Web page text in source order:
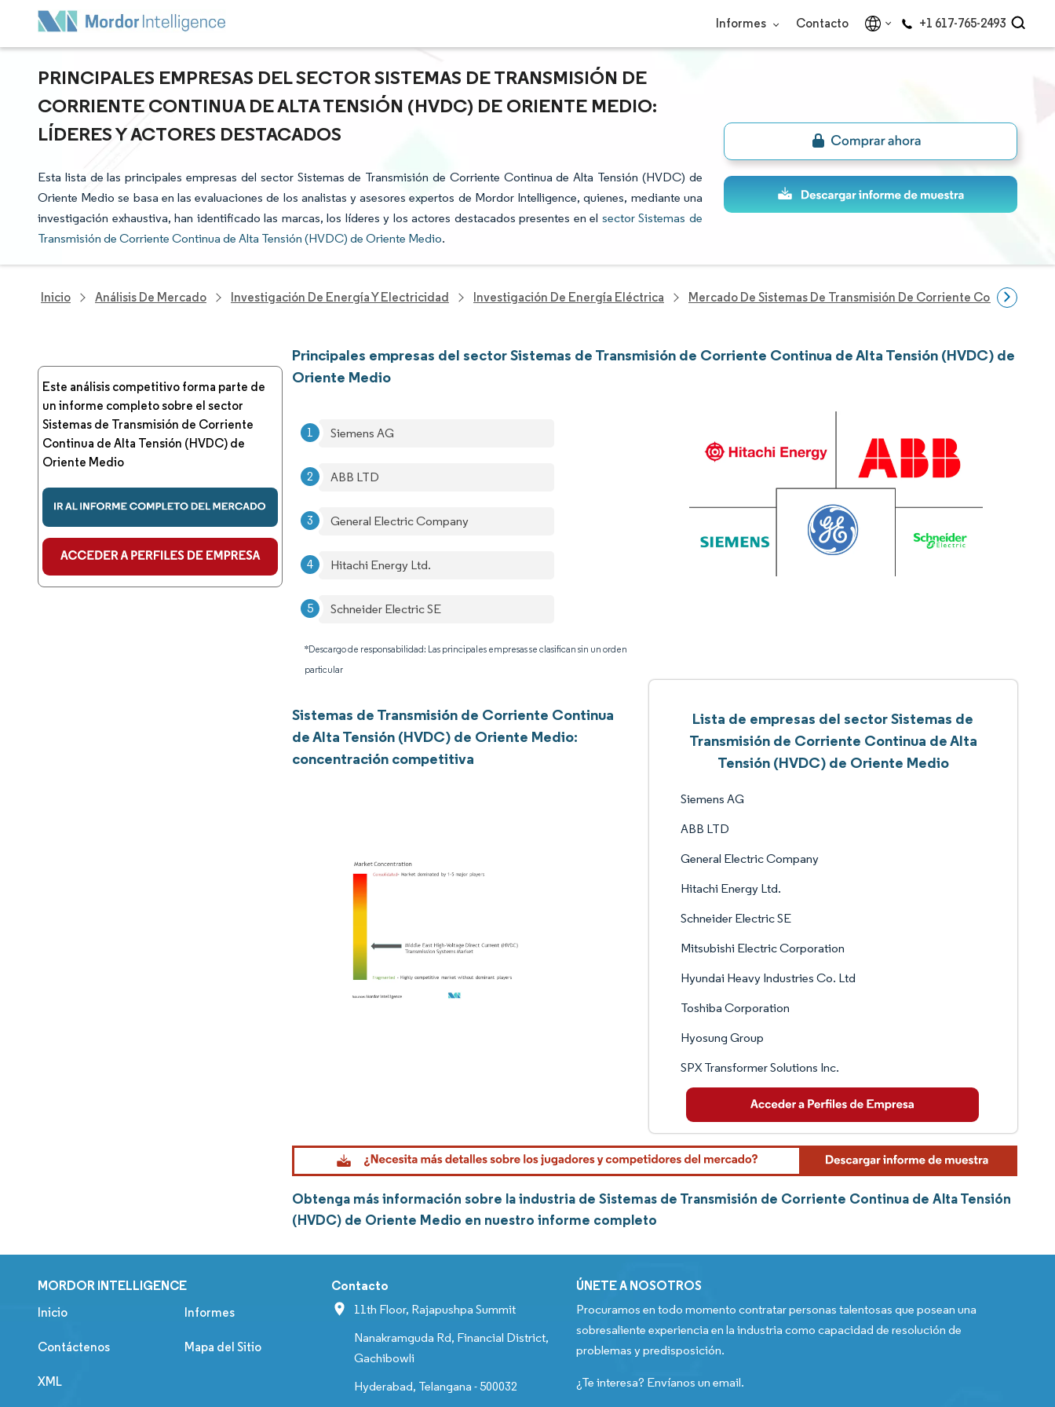
Informes Contacto +1 617-765-2493
PRINCIPALES EMPRESAS DEL SECTOR SISTEMAS DE TRANSMISIÓN DE
CORRIENTE CONTINUA DE ALTA TENSIÓN (HVDC) DE ORIENTE MEDIO:
LÍDERES Y ACTORES DESTACADOS
Esta lista de las principales empresas del sector Sistemas de Transmisión de Corriente Continua de Alta Tensión (HVDC) de
Oriente Medio se basa en las evaluaciones de los analistas y asesores expertos de Mordor Intelligence, quienes, mediante una
investigación exhaustiva, han identificado las marcas, los líderes y los actores destacados presentes en el sector Sistemas de
Transmisión de Corriente Continua de Alta Tensión (HVDC) de Oriente Medio.
Inicio Análisis De Mercado Investigación De Energía Y Electricidad Investigación De Energía Eléctrica Mercado De Sistemas De Transmisión De Corriente Continua De
Este análisis competitivo forma parte de
un informe completo sobre el sector
Sistemas de Transmisión de Corriente
Continua de Alta Tensión (HVDC) de
Oriente Medio
Principales empresas del sector Sistemas de Transmisión de Corriente Continua de Alta Tensión (HVDC) de
Oriente Medio
Siemens AG
ABB LTD
General Electric Company
Hitachi Energy Ltd.
Schneider Electric SE
*Descargo de responsabilidad: Las principales empresas se clasifican sin un orden
particular
Sistemas de Transmisión de Corriente Continua
de Alta Tensión (HVDC) de Oriente Medio:
concentración competitiva
Lista de empresas del sector Sistemas de
Transmisión de Corriente Continua de Alta
Tensión (HVDC) de Oriente Medio
Siemens AG
ABB LTD
General Electric Company
Hitachi Energy Ltd.
Schneider Electric SE
Mitsubishi Electric Corporation
Hyundai Heavy Industries Co. Ltd
Toshiba Corporation
Hyosung Group
SPX Transformer Solutions Inc.
Obtenga más información sobre la industria de Sistemas de Transmisión de Corriente Continua de Alta Tensión
(HVDC) de Oriente Medio en nuestro informe completo
MORDOR INTELLIGENCE
Inicio Informes
Contáctenos Mapa del Sitio
XML
Contacto
11th Floor, Rajapushpa Summit
Nanakramguda Rd, Financial District,
Gachibowli
Hyderabad, Telangana - 500032
ÚNETE A NOSOTROS
Procuramos en todo momento contratar personas talentosas que posean una
sobresaliente experiencia en la industria como capacidad de resolución de
problemas y predisposición.
¿Te interesa? Envíanos un email.